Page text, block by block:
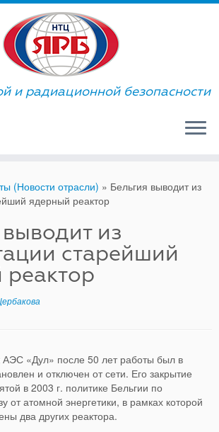
и радиационной безопасности
(Новости отрасли) » Бельгия выводит из
ядерный реактор
из
старейший
АЭС «Дул» после 50 лет работы был в
и отключен от сети. Его закрытие
в 2003 г. политике Бельгии по
от атомной энергетики, в рамках которой
два других реактора.